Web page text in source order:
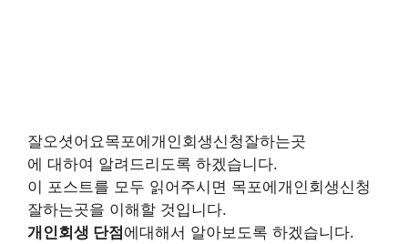
잘오셧어요목포에개인회생신청잘하는곳
에 대하여 알려드리도록 하겠습니다.
이 포스트를 모두 읽어주시면 목포에개인회생신청
잘하는곳을 이해할 것입니다.
개인회생 단점에대해서 알아보도록 하겠습니다.